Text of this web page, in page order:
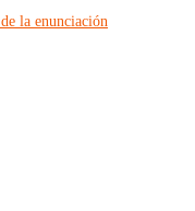
la enunciación